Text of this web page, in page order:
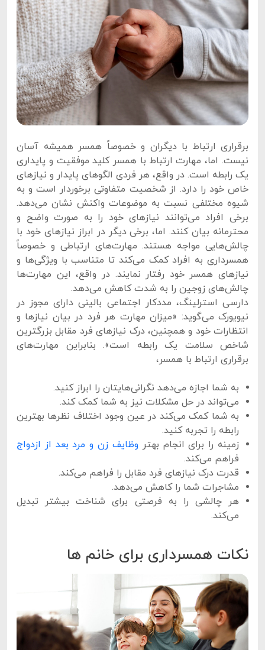
برقراری ارتباط با دیگران و خصوصاً همسر همیشه آسان
نیست. اما، مهارت ارتباط با همسر کلید موفقیت و پایداری
یک رابطه است. در واقع، هر فردی الگوهای پایدار و نیازهای
خاص خود را دارد. از شخصیت متفاوتی برخوردار است و به
شیوه مختلفی نسبت به موضوعات واکنش نشان می‌دهد.
برخی افراد می‌توانند نیازهای خود را به صورت واضح و
محترمانه بیان کنند. اما، برخی دیگر در ابراز نیازهای خود با
چالش‌هایی مواجه هستند. مهارت‌های ارتباطی و خصوصاً
همسرداری به افراد کمک می‌کند تا متناسب با ویژگی‌ها و
نیازهای همسر خود رفتار نمایند. در واقع، این مهارت‌ها
چالش‌های زوجین را به شدت کاهش می‌دهد.
دارسی استرلینگ، مددکار اجتماعی بالینی دارای مجوز در
نیویورک می‌گوید: «میزان مهارت هر فرد در بیان نیازها و
انتظارات خود و همچنین، درک نیازهای فرد مقابل بزرگترین
شاخص سلامت یک رابطه است». بنابراین مهارت‌های
برقراری ارتباط با همسر،
به شما اجازه‌ می‌دهد نگرانی‌هایتان را ابراز کنید.
می‌تواند در حل مشکلات نیز به شما کمک کند.
به شما کمک می‌کند در عین وجود اختلاف نظرها بهترین
رابطه را تجربه کنید.
زمینه را برای انجام بهتر وظایف زن و مرد بعد از ازدواج
فراهم می‌کند.
قدرت درک نیازهای فرد مقابل را فراهم می‌کند.
مشاجرات شما را کاهش می‌دهد.
هر چالشی را به فرصتی برای شناخت بیشتر تبدیل
می‌کند.
نکات همسرداری برای خانم ها